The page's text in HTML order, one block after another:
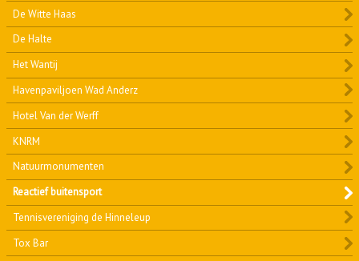
De Witte Haas
De Halte
Het Wantij
Havenpaviljoen Wad Anderz
Hotel Van der Werff
KNRM
Natuurmonumenten
Reactief buitensport
Tennisvereniging de Hinneleup
Tox Bar